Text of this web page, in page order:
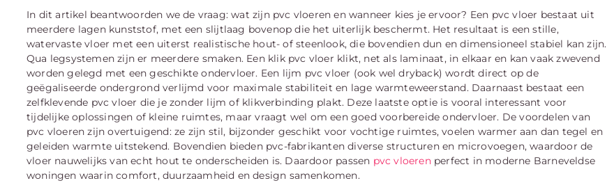
In dit artikel beantwoorden we de vraag: wat zijn pvc vloeren en wanneer kies je ervoor? Een pvc vloer bestaat uit
meerdere lagen kunststof, met een slijtlaag bovenop die het uiterlijk beschermt. Het resultaat is een stille,
watervaste vloer met een uiterst realistische hout- of steenlook, die bovendien dun en dimensioneel stabiel kan zijn.
Qua legsystemen zijn er meerdere smaken. Een klik pvc vloer klikt, net als laminaat, in elkaar en kan vaak zwevend
worden gelegd met een geschikte ondervloer. Een lijm pvc vloer (ook wel dryback) wordt direct op de
geëgaliseerde ondergrond verlijmd voor maximale stabiliteit en lage warmteweerstand. Daarnaast bestaat een
zelfklevende pvc vloer die je zonder lijm of klikverbinding plakt. Deze laatste optie is vooral interessant voor
tijdelijke oplossingen of kleine ruimtes, maar vraagt wel om een goed voorbereide ondervloer. De voordelen van
pvc vloeren zijn overtuigend: ze zijn stil, bijzonder geschikt voor vochtige ruimtes, voelen warmer aan dan tegel en
geleiden warmte uitstekend. Bovendien bieden pvc-fabrikanten diverse structuren en microvoegen, waardoor de
vloer nauwelijks van echt hout te onderscheiden is. Daardoor passen pvc vloerenperfect in moderne Barneveldse
woningen waarin comfort, duurzaamheid en design samenkomen.